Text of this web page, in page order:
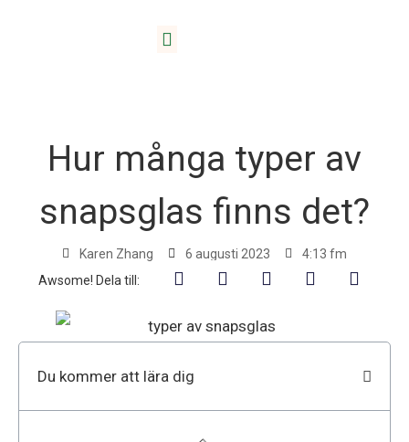
/ Hur många typer av snapsglas finns det?
Hur många typer av
snapsglas finns det?
Karen Zhang 6 augusti 2023
4:13 fm
Awsome! Dela till:
Du kommer att lära dig